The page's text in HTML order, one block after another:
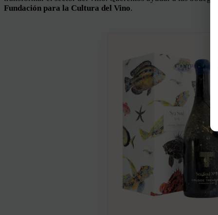
Fundación para la Cultura del Vino.